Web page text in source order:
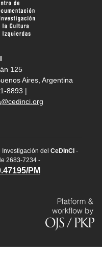
125
Aires, Argentina
8893 |
del CeDInCI -
2683-7234 -
PM